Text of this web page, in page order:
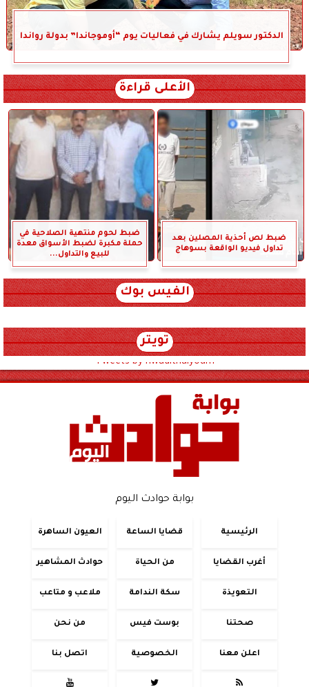
الدكتور سويلم يشارك في فعاليات يوم “أوموجاندا” بدولة رواندا
الأعلى قراءة
ضبط لص أحذية المصلين بعد
تداول فيديو الواقعة بسوهاج
ضبط لحوم منتهية الصلاحية في
حملة مكبرة لضبط الأسواق معدة
للبيع والتداول...
الفيس بوك
تويتر
Tweets by hwadithalyoum
بوابة حوادث اليوم
الرئيسية قضايا الساعة العيون الساهرة
أغرب القضايا من الحياة حوادث المشاهير
التعويذة سكة الندامة ملاعب و متاعب
صحتنا بوست فيس من نحن
اعلن معنا الخصوصية اتصل بنا


